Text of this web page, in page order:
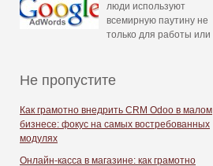
люди используют
всемирную паутину не
только для работы или
Не пропустите
Как грамотно внедрить CRM Odoo в малом
бизнесе: фокус на самых востребованных
модулях
Онлайн-касса в магазине: как грамотно